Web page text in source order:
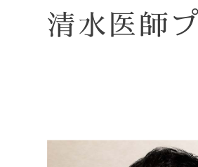
清水医師